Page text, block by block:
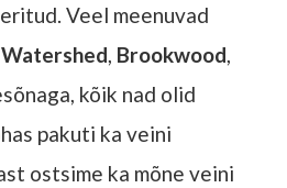
Veel meenuvad
Watershed, Brookwood,
kõik nad olid
pakuti ka veini
ostsime ka mõne veini